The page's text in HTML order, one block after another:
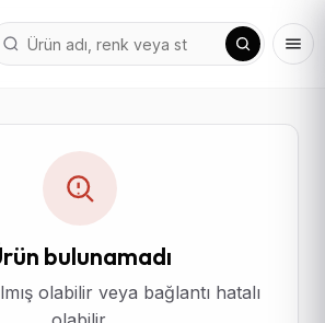
bulunamadı
olabilir veya bağlantı hatalı